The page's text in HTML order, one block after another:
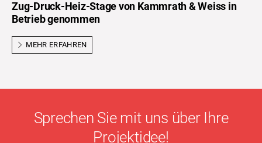
Zug-Druck-Heiz-Stage von Kammrath & Weiss in
Betrieb genommen
MEHR ERFAHREN
Sprechen Sie mit uns über Ihre
Projektidee!